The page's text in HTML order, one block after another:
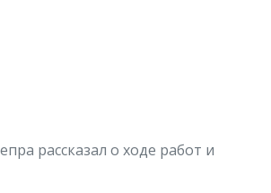
рассказал о ходе работ и